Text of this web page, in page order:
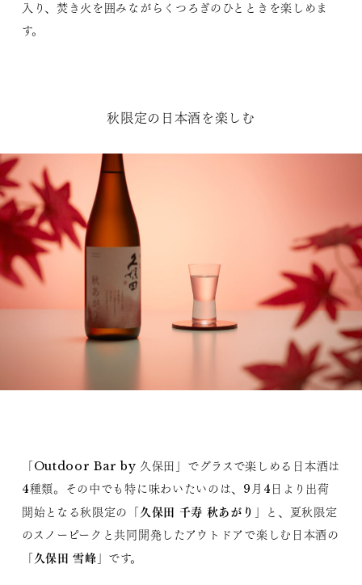
入り、焚き火を囲みながらくつろぎのひとときを楽しめま
す。
秋限定の日本酒を楽しむ
「Outdoor Bar by 久保田」でグラスで楽しめる日本酒は
4種類。その中でも特に味わいたいのは、9月4日より出荷
開始となる秋限定の「久保田 千寿 秋あがり 」と、夏秋限定
のスノーピークと共同開発したアウトドアで楽しむ日本酒の
「久保田 雪峰 」です。